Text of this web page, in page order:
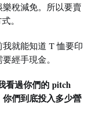
稅減免。所以要賣
。
就能知道 T 恤要印
經手現金。
看過你們的 pitch
們到底投入多少營